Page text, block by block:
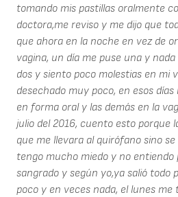
tomando mis pastillas oralmente
doctora,me reviso y me dijo que
que ahora en la noche en vez de
vagina, un día me puse una y
dos y siento poco molestias en mi
desechado muy poco, en esos
en forma oral y las demás en la
julio del 2016, cuento esto porque
que me llevara al quirófano sino
tengo mucho miedo y no
sangrado y según yo,ya salió todo
poco y en veces nada, el lunes